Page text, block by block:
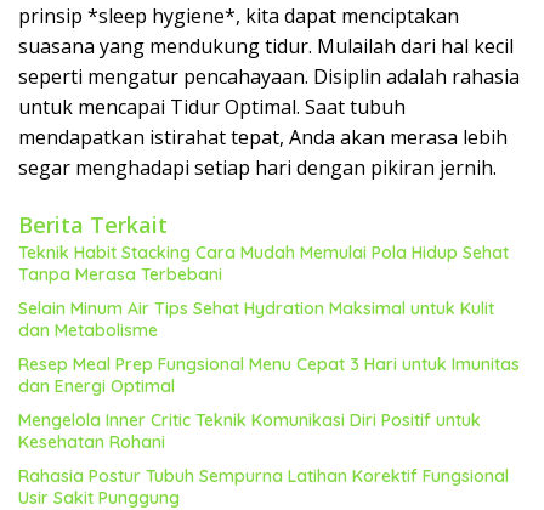
prinsip *sleep hygiene*, kita dapat menciptakan
suasana yang mendukung tidur. Mulailah dari hal kecil
seperti mengatur pencahayaan. Disiplin adalah rahasia
untuk mencapai Tidur Optimal. Saat tubuh
mendapatkan istirahat tepat, Anda akan merasa lebih
segar menghadapi setiap hari dengan pikiran jernih.
Berita Terkait
Teknik Habit Stacking Cara Mudah Memulai Pola Hidup Sehat
Tanpa Merasa Terbebani
Selain Minum Air Tips Sehat Hydration Maksimal untuk Kulit
dan Metabolisme
Resep Meal Prep Fungsional Menu Cepat 3 Hari untuk Imunitas
dan Energi Optimal
Mengelola Inner Critic Teknik Komunikasi Diri Positif untuk
Kesehatan Rohani
Rahasia Postur Tubuh Sempurna Latihan Korektif Fungsional
Usir Sakit Punggung